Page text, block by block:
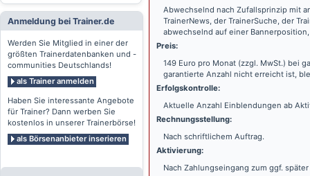
Anmeldung bei Trainer.de
Werden Sie Mitglied in einer der
größten Trainerdatenbanken und -
communities Deutschlands!
als Trainer anmelden
Haben Sie interessante Angebote
für Trainer? Dann werben Sie
kostenlos in unserer Trainerbörse!
als Börsenanbieter inserieren
Abwechselnd nach Zufallsprinzip mit
TrainerNews, der TrainerSuche, der
abwechselnd auf einer
Preis:
149 Euro pro Monat (zzgl. MwSt.) bei
garantierte Anzahl nicht erreicht ist,
Erfolgskontrolle:
Aktuelle Anzahl Einblendungen ab
Rechnungsstellung:
Nach schriftlichem Auftrag.
Aktivierung:
Nach Zahlungseingang zum ggf.